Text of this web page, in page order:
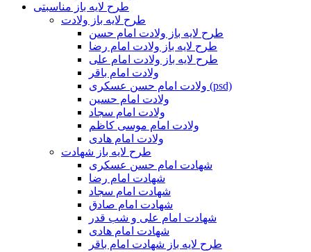
طرح لایه باز مناسبتی
طرح لایه باز ولادت
طرح لایه باز ولادت امام حسن
طرح لایه باز ولادت امام رضا
طرح لایه باز ولادت امام علی
ولادت امام باقر
ولادت امام حسن عسکری (psd)
ولادت امام حسین
ولادت امام سجاد
ولادت امام موسی کاظم
ولادت امام هادی
طرح لایه باز شهادت
شهادت امام حسن عسکری
شهادت امام رضا
شهادت امام سجاد
شهادت امام صادق
شهادت امام علی و شب قدر
شهادت امام هادی
طرح لایه باز شهادت امام باقر